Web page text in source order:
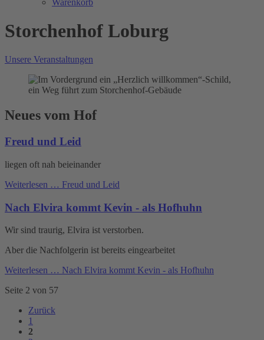
Storchenhof Loburg
Unsere Veranstaltungen
Neues vom Hof
Freud und Leid
liegen oft nah beieinander
Weiterlesen … Freud und Leid
Nach Elvira kommt Kevin - als Hofhuhn
Wir sind traurig, Elvira ist verstorben.
Aber die Nachfolgerin ist bereits eingearbeitet
Weiterlesen … Nach Elvira kommt Kevin - als Hofhuhn
Seite 2 von 57
Zurück
1
2